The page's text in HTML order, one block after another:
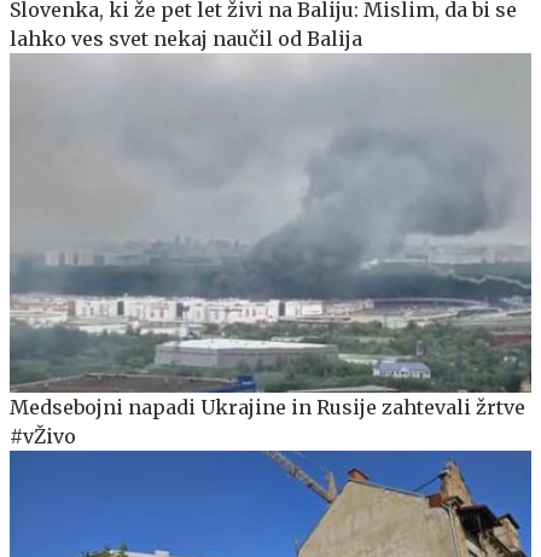
Slovenka, ki že pet let živi na Baliju: Mislim, da bi se
lahko ves svet nekaj naučil od Balija
Medsebojni napadi Ukrajine in Rusije zahtevali žrtve
#vŽivo